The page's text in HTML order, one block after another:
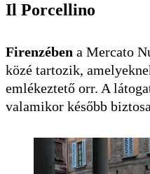
Il Porcellino
Firenzében a Mercato
közé tartozik,
emlékeztető orr. A
valamikor később